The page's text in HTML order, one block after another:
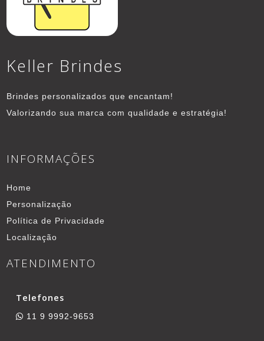
Keller Brindes
Brindes personalizados que encantam!
Valorizando sua marca com qualidade e estratégia!
INFORMAÇÕES
Home
Personalização
Política de Privacidade
Localização
ATENDIMENTO
Telefones
11 9 9992-9653